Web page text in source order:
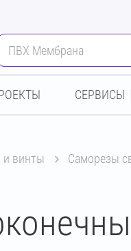
СЕРВИСЫ
и винты саморезы